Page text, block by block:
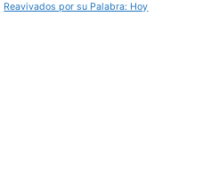
Reavivados por su Palabra: Hoy